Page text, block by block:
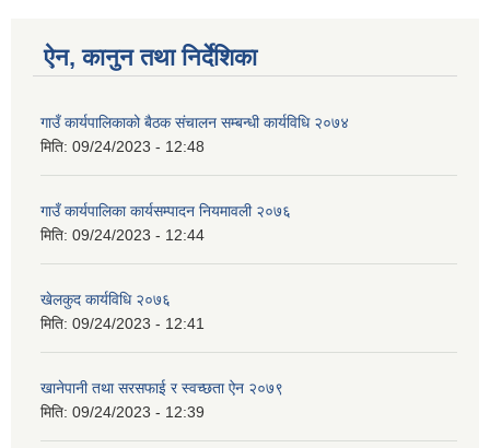
ऐन, कानुन तथा निर्देशिका
गाउँ कार्यपालिकाको बैठक संचालन सम्बन्धी कार्यविधि २०७४
मिति: 09/24/2023 - 12:48
गाउँ कार्यपालिका कार्यसम्पादन नियमावली २०७६
मिति: 09/24/2023 - 12:44
खेलकुद कार्यविधि २०७६
मिति: 09/24/2023 - 12:41
खानेपानी तथा सरसफाई र स्वच्छता ऐन २०७९
मिति: 09/24/2023 - 12:39